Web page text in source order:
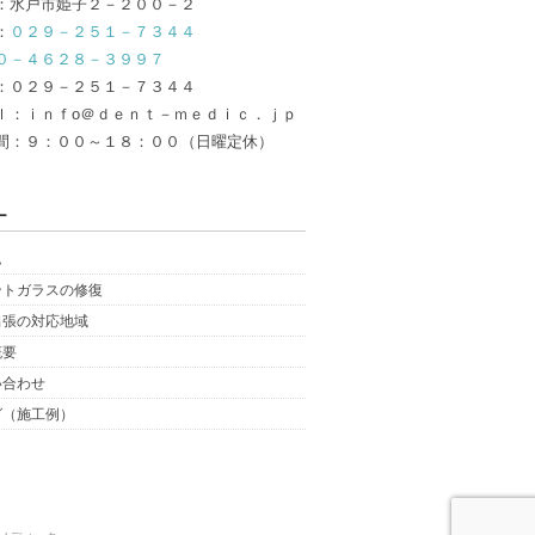
水戸市姫子２－２００－２
０２９－２５１－７３４４
－４６２８－３９９７
０２９－２５１－７３４４
：ｉｎｆo＠ｄｅｎｔ－ｍｅｄｉｃ．ｊｐ
：９：００～１８：００（日曜定休）
ガラスの修復
の対応地域
わせ
施工例）